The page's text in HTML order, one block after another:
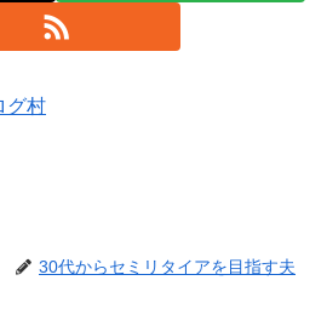
グ村
30代からセミリタイアを目指す夫